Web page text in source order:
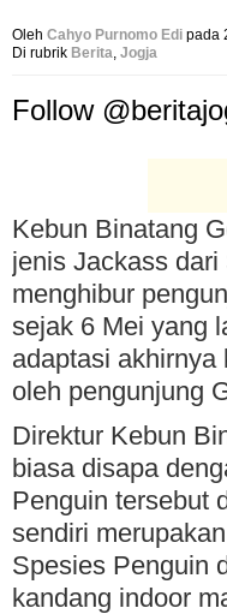
Oleh Cahyo Purnomo Edi pada
Di rubrik Berita, Jogja
Follow
Kebun Binatang
jenis Jackass
menghibur
sejak 6 Mei yang
adaptasi akhirnya
oleh pengunjung
Direktur Kebun
biasa disapa
Penguin tersebut
sendiri
Spesies Penguin
kandang indoor